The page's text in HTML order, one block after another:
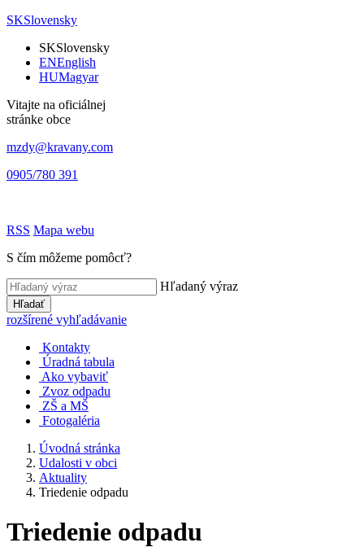
SKSlovensky
SKSlovensky
ENEnglish
HUMagyar
Vitajte na oficiálnej
stránke obce
mzdy@kravany.com
0905/780 391
RSS Mapa webu
S čím môžeme pomôcť?
Hľadaný výraz
Hľadať
rozšírené vyhľadávanie
Kontakty
Úradná tabula
Ako vybaviť
Zvoz odpadu
ZŠ a MŠ
Fotogaléria
Úvodná stránka
Udalosti v obci
Aktuality
Triedenie odpadu
Triedenie odpadu